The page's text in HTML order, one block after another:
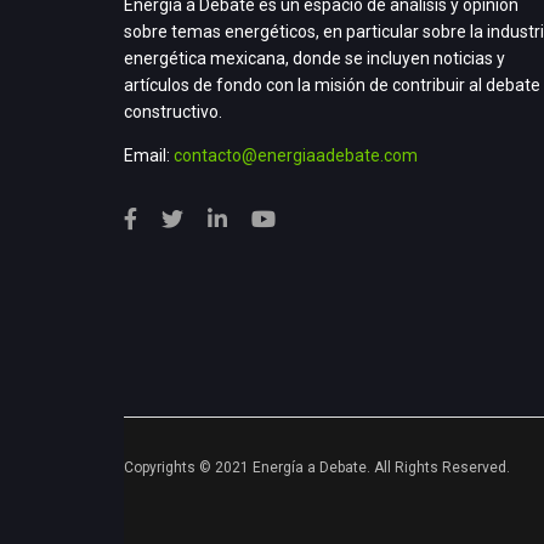
Energía a Debate es un espacio de análisis y opinión
sobre temas energéticos, en particular sobre la
energética mexicana, donde se incluyen noticias y
artículos de fondo con la misión de contribuir al debate
constructivo.
Email: contacto@energiaadebate.com
Copyrights © 2021 Energía a Debate. All Rights Reserved.